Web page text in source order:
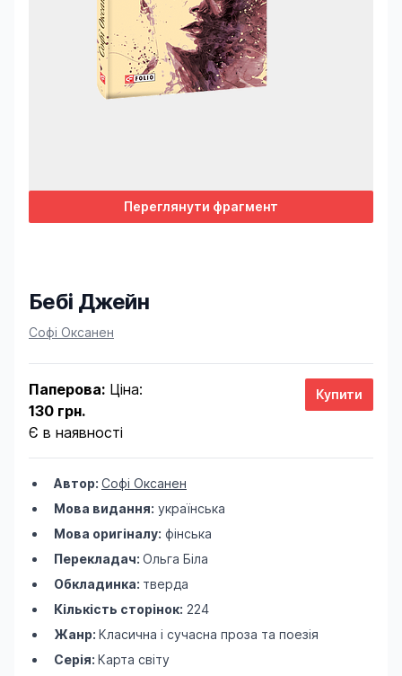
Переглянути фрагмент
Бебі Джейн
Product information
Софі Оксанен
Паперова: Ціна:
130 грн.
Є в наявності
Автор: Софі Оксанен
Мова видання: українська
Мова оригіналу: фінська
Перекладач: Ольга Біла
Обкладинка: тверда
Кількість сторінок: 224
Жанр: Класична і сучасна проза та поезія
Серія: Карта світу